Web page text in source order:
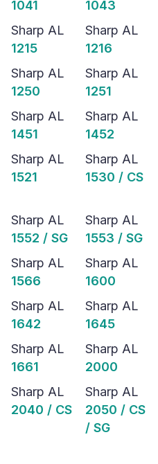
1041
1043
Sharp AL
1215
Sharp AL
1216
Sharp AL
1250
Sharp AL
1251
Sharp AL
1451
Sharp AL
1452
Sharp AL
1521
Sharp AL
1530 / CS
Sharp AL
1552 / SG
Sharp AL
1553 / SG
Sharp AL
1566
Sharp AL
1600
Sharp AL
1642
Sharp AL
1645
Sharp AL
1661
Sharp AL
2000
Sharp AL
2040 / CS
Sharp AL
2050 / CS
/ SG